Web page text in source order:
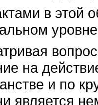
в этой
на
и по
является